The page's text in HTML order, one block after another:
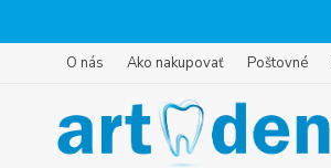
O nás Ako nakupovať Poštovné